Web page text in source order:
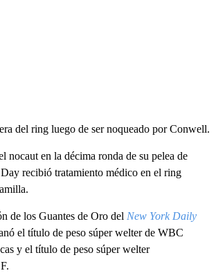
del ring luego de ser noqueado por Conwell.
nocaut en la décima ronda de su pelea de
recibió tratamiento médico en el ring
de los Guantes de Oro del New York Daily
el título de peso súper welter de WBC
y el título de peso súper welter